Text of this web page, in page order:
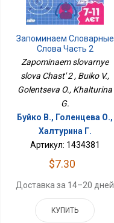
Запоминаем Словарные
Слова Часть 2
Zapominaem slovarnye
slova Chast' 2 , Buiko V.,
Golentseva O., Khalturina
G.
Буйко В., Голенцева О.,
Халтурина Г.
Артикул: 1434381
$7.30
Доставка за 14–20 дней
КУПИТЬ